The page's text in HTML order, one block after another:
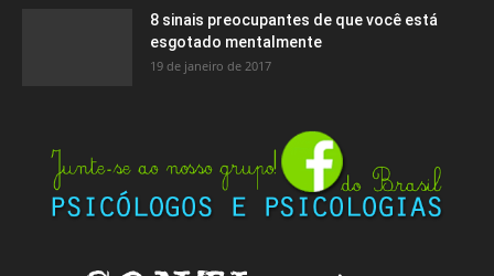
8 sinais preocupantes de que você está
esgotado mentalmente
19 de janeiro de 2017